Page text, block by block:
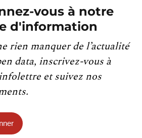
vous à notre
d'information
rien manquer de l’actualité
data, inscrivez-vous à
et suivez nos